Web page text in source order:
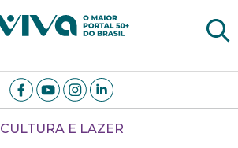
Viva Notícias
CULTURA E LAZER